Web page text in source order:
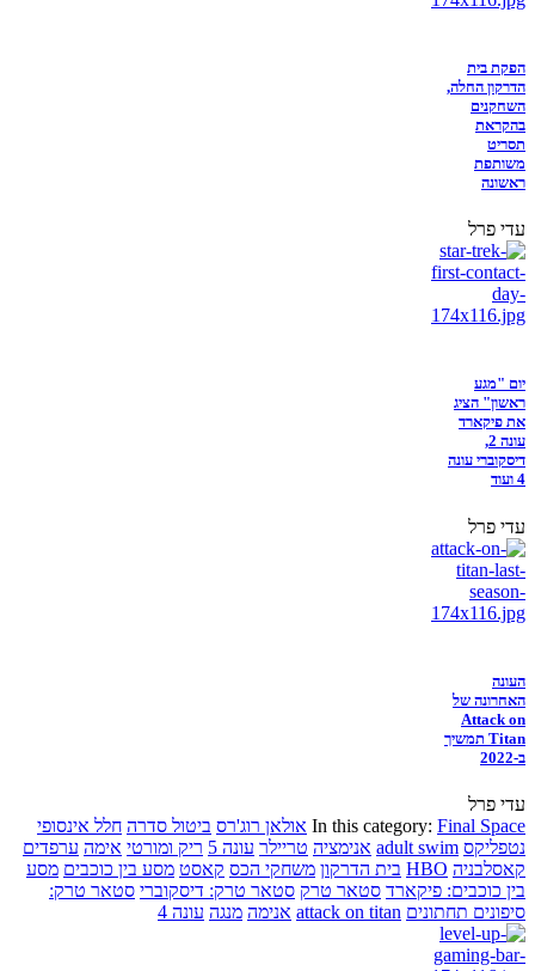
הפקת בית
הדרקון החלה,
השחקנים
בהקראת
תסריט
משותפת
ראשונה
עדי פרל
יום "מגע
ראשון" הציג
את פיקארד
עונה 2,
דיסקוברי עונה
4 ועוד
עדי פרל
העונה
האחרונה של
Attack on
Titan תמשיך
ב-2022
עדי פרל
In this category: Final Space אולאן רוג'רס ביטול סדרה חלל אינסופי
נטפליקס adult swim אנימציה טריילר עונה 5 ריק ומורטי אימה ערפדים
קאסלבניה HBO בית הדרקון משחקי הכס קאסט מסע בין כוכבים מסע
בין כוכבים: פיקארד סטאר טרק סטאר טרק: דיסקוברי סטאר טרק:
סיפונים תחתונים attack on titan אנימה מנגה עונה 4